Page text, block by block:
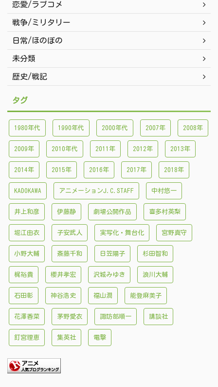
恋愛/ラブコメ
戦争/ミリタリー
日常/ほのぼの
未分類
歴史/戦記
タグ
1980年代 1990年代 2000年代 2007年 2008年
2009年 2010年代 2011年 2012年 2013年
2014年 2015年 2016年 2017年 2018年
KADOKAWA アニメーションJ.C.STAFF 中村悠一
井上和彦 伊藤静 劇場公開作品 喜多村英梨
堀江由衣 子安武人 実写化・舞台化 宮野真守
小野大輔 斎藤千和 日笠陽子 杉田智和
梶裕貴 櫻井孝宏 沢城みゆき 浪川大輔
石田彰 神谷浩史 福山潤 能登麻美子
花澤香菜 茅野愛衣 諏訪部順一 講談社
釘宮理恵 集英社 電撃